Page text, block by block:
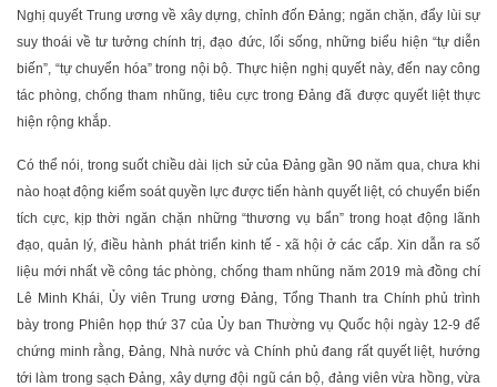
Nghị quyết Trung ương về xây dựng, chỉnh đốn Ðảng; ngăn chặn, đẩy lùi sự
suy thoái về tư tưởng chính trị, đạo đức, lối sống, những biểu hiện “tự diễn
biến”, “tự chuyển hóa” trong nội bộ. Thực hiện nghị quyết này, đến nay công
tác phòng, chống tham nhũng, tiêu cực trong Đảng đã được quyết liệt thực
hiện rộng khắp.
Có thể nói, trong suốt chiều dài lịch sử của Đảng gần 90 năm qua, chưa khi
nào hoạt động kiểm soát quyền lực được tiến hành quyết liệt, có chuyển biến
tích cực, kịp thời ngăn chặn những “thương vụ bẩn” trong hoạt động lãnh
đạo, quản lý, điều hành phát triển kinh tế - xã hội ở các cấp. Xin dẫn ra số
liệu mới nhất về công tác phòng, chống tham nhũng năm 2019 mà đồng chí
Lê Minh Khái, Ủy viên Trung ương Đảng, Tổng Thanh tra Chính phủ trình
bày trong Phiên họp thứ 37 của Ủy ban Thường vụ Quốc hội ngày 12-9 để
chứng minh rằng, Đảng, Nhà nước và Chính phủ đang rất quyết liệt, hướng
tới làm trong sạch Đảng, xây dựng đội ngũ cán bộ, đảng viên vừa hồng, vừa